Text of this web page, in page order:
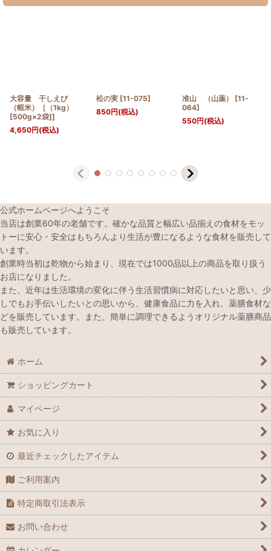
大容量 干しえび
（蝦米）［（1kg）
[500g×2袋]]
4,650円(税込)
松の実 [11-075]
850円(税込)
准山 （山薬） [11-
064]
550円(税込)
公式ホームページへようこそ
当店は創業60年の老舗です。確かな品質と幅広い品揃えの食材をモッ
トーに安心・安全はもちろんより生活が豊になるような食材を販売して
います。
創業時当初は乾物から始まり、現在では1000品以上の商品を取り扱う
お店になりました。
また、近年は生活環境の変化に伴う生活習慣病に対応したいと思い、少
しでもお手伝いしたいとの思いから、健康食品に力を入れ、薬膳食材な
どを販売しています。また、簡単に調理できるようオリジナル薬膳商品
も販売しています。
ホーム
ショッピングカート
マイページ
お気に入り
最近チェックしたアイテム
ご利用案内
特定商取引法表示
お問い合わせ